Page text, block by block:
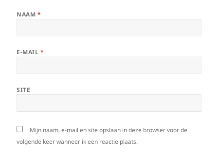
NAAM *
E-MAIL *
SITE
Mijn naam, e-mail en site opslaan in deze browser voor de
volgende keer wanneer ik een reactie plaats.